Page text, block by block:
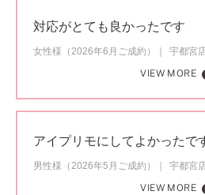
対応がとても良かったです
女性様（2026年6月ご成約）
宇都宮
VIEW MORE
アイプリモにしてよかったで
男性様（2026年5月ご成約）
宇都宮
VIEW MORE